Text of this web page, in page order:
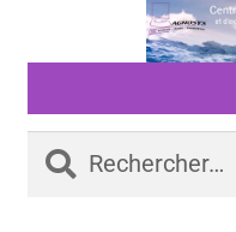
navigation
ACCUEIL